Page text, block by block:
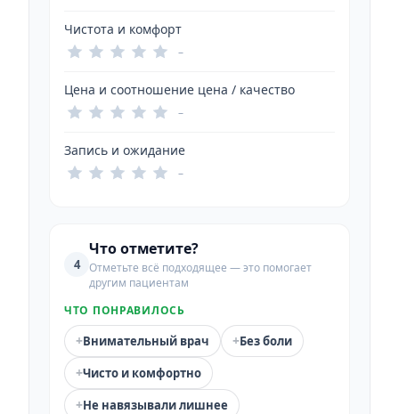
Чистота и комфорт
–
Цена и соотношение цена / качество
–
Запись и ожидание
–
4
Что отметите?
Отметьте всё подходящее — это помогает
другим пациентам
ЧТО ПОНРАВИЛОСЬ
+Внимательный врач +Без боли
+Чисто и комфортно
+Не навязывали лишнее